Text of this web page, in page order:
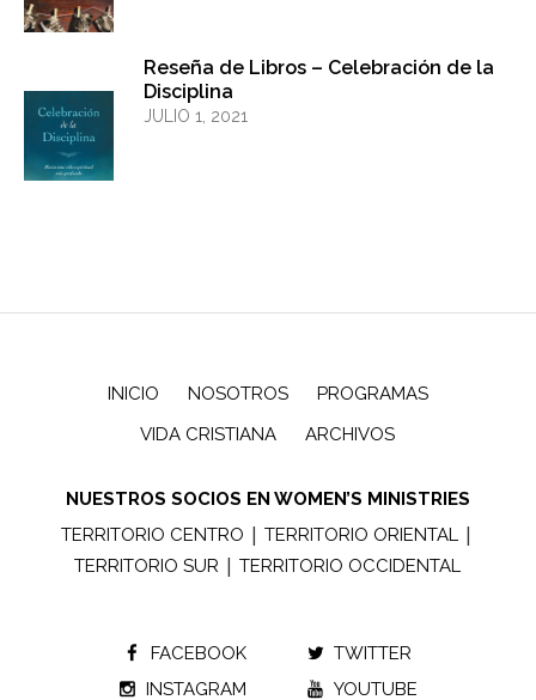
Reseña de Libros – Celebración de la
Disciplina
JULIO 1, 2021
INICIO NOSOTROS
PROGRAMAS
VIDA CRISTIANA
ARCHIVOS
NUESTROS SOCIOS EN WOMEN’S MINISTRIES
TERRITORIO CENTRO |TERRITORIO ORIENTAL |
TERRITORIO SUR |TERRITORIO OCCIDENTAL
FACEBOOK
TWITTER
INSTAGRAM
YOUTUBE